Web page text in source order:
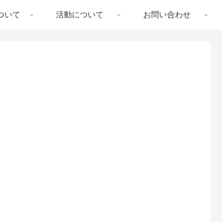
いて 活動について お問い合わせ